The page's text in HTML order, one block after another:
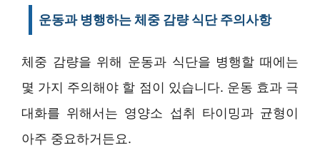
운동과 병행하는 체중 감량 식단 주의사항
체중 감량을 위해 운동과 식단을 병행할 때에는
몇 가지 주의해야 할 점이 있습니다. 운동 효과 극
대화를 위해서는 영양소 섭취 타이밍과 균형이
아주 중요하거든요.